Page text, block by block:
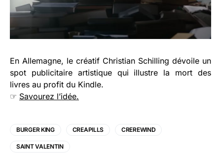
En Allemagne, le créatif Christian Schilling dévoile un
spot publicitaire artistique qui illustre la mort des
livres au profit du Kindle.
☞ Savourez l’idée.
BURGER KING CREAPILLS CREREWIND
SAINT VALENTIN